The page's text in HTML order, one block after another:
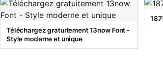
Téléchargez gratuitement 13now Font -
Style moderne et unique